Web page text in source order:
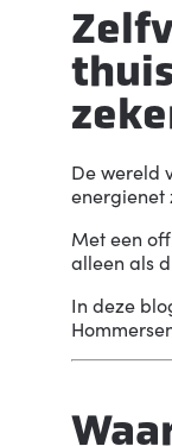
De wereld
energienet
Met een
alleen als
In deze